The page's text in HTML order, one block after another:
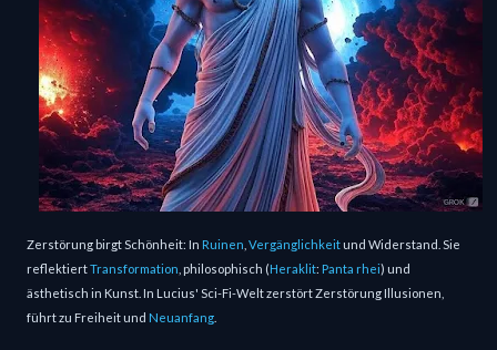
Zerstörung birgt Schönheit: In Ruinen Vergänglichkeit und Widerstand. Sie
reflektiertTransformation , philosophisch (Heraklit: Panta rhei) und
ästhetisch in Kunst. In Lucius' Sci-Fi-Welt zerstört Zerstörung Illusionen,
führt zu Freiheit und Neuanfang